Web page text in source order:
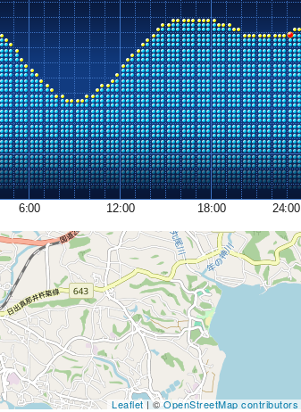
6:00 12:00 18:00 24:00
Leaflet| ©OpenStreetMap contributors